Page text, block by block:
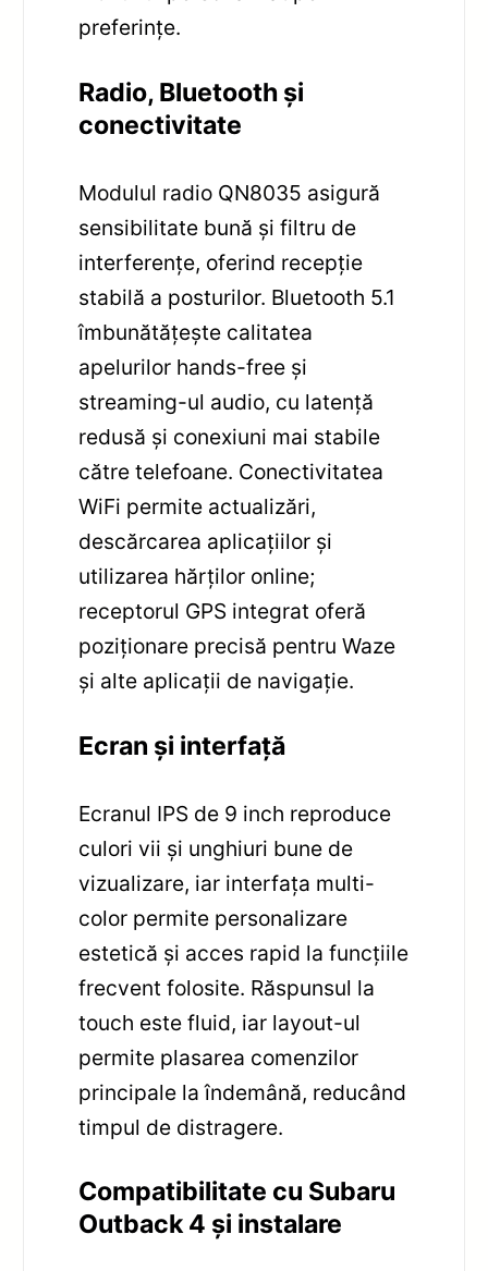
preferințe.
Radio, Bluetooth și
conectivitate
Modulul radio QN8035 asigură
sensibilitate bună și filtru de
interferențe, oferind recepție
stabilă a posturilor. Bluetooth 5.1
îmbunătățește calitatea
apelurilor hands-free și
streaming-ul audio, cu latență
redusă și conexiuni mai stabile
către telefoane. Conectivitatea
WiFi permite actualizări,
descărcarea aplicațiilor și
utilizarea hărților online;
receptorul GPS integrat oferă
poziționare precisă pentru Waze
și alte aplicații de navigație.
Ecran și interfață
Ecranul IPS de 9 inch reproduce
culori vii și unghiuri bune de
vizualizare, iar interfața multi-
color permite personalizare
estetică și acces rapid la funcțiile
frecvent folosite. Răspunsul la
touch este fluid, iar layout-ul
permite plasarea comenzilor
principale la îndemână, reducând
timpul de distragere.
Compatibilitate cu Subaru
Outback 4 și instalare